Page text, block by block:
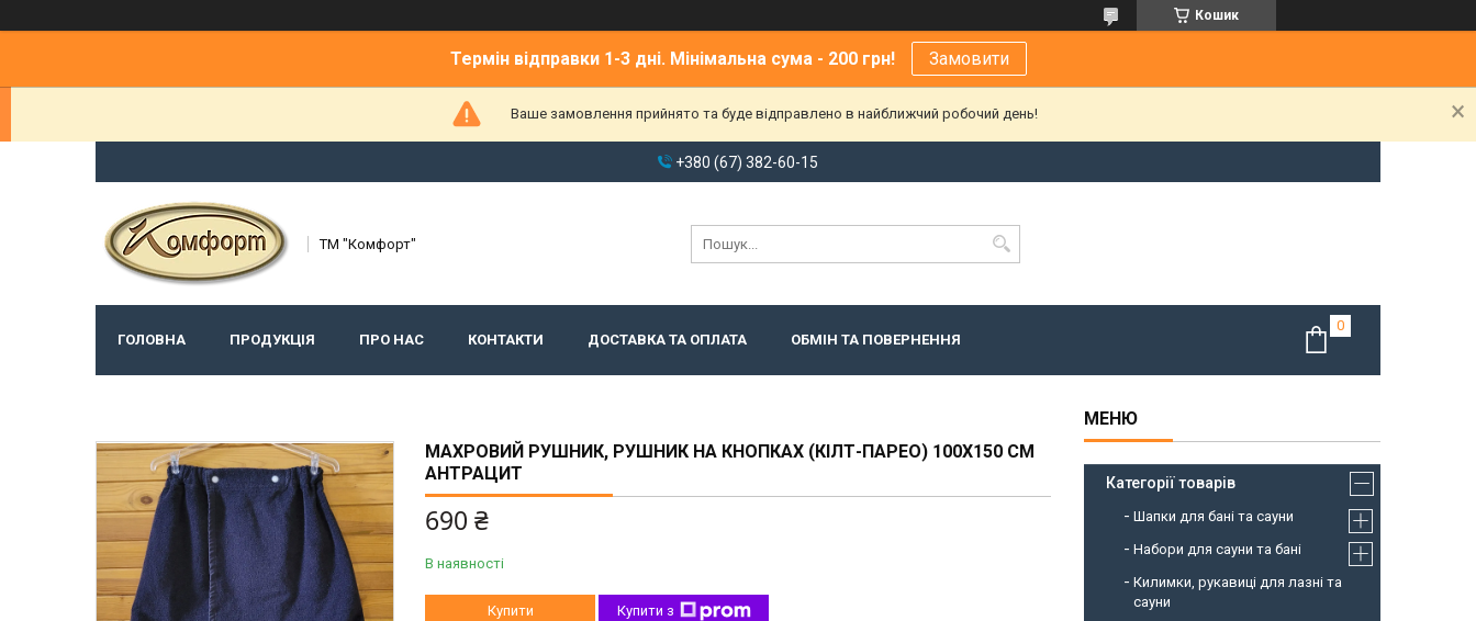
Кошик
Термін відправки 1-3 дні. Мінімальна сума - 200 грн! Замовити
Ваше замовлення прийнято та буде відправлено в найближчий робочий день!
+380 (67) 382-60-15
ТМ "Комфорт"
ГОЛОВНА ПРОДУКЦІЯ ПРО НАС КОНТАКТИ ДОСТАВКА ТА ОПЛАТА ОБМІН ТА ПОВЕРНЕННЯ
МАХРОВИЙ РУШНИК, РУШНИК НА КНОПКАХ (КІЛТ-ПАРЕО) 100Х150 СМ
АНТРАЦИТ
690 ₴
В наявності
Купити Купити з
Категорії товарів
Шапки для бані та сауни
Набори для сауни та бані
Килимки, рукавиці для лазні та
сауни